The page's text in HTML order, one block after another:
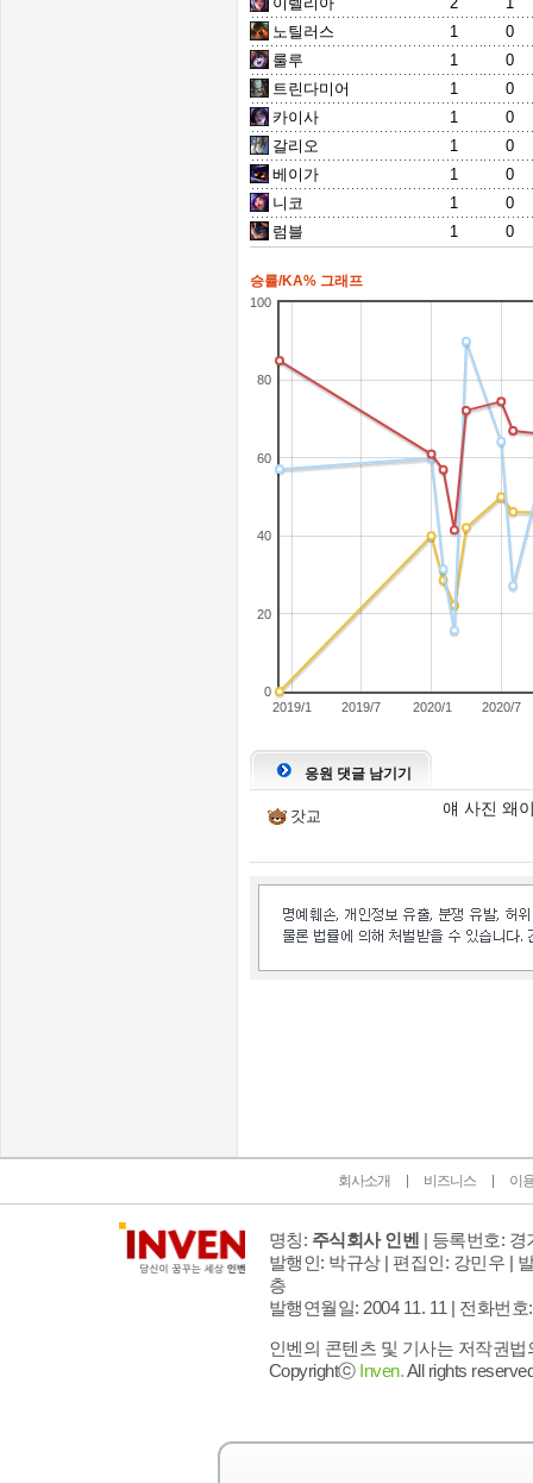
노틸러스
1
0
룰루
1
0
트린다미어
1
0
카이사
1
0
갈리오
1
0
베이가
1
0
니코
1
0
럼블
1 0
승률/KA% 그래프
2019/1 2019/7 2020/1 2020/7
0
20
40
60
80
100
응원 댓글 남기기
갓교 얘 사진 왜
회사소개 비즈니스 이
명칭: 주식회사 인벤 | 등록번호: 경
발행인: 박규상 | 편집인: 강민우 |
층
발행연월일: 2004 11. 11 | 전화번호
인벤의 콘텐츠 및 기사는 저작권
Copyrightⓒ Inven.All rights